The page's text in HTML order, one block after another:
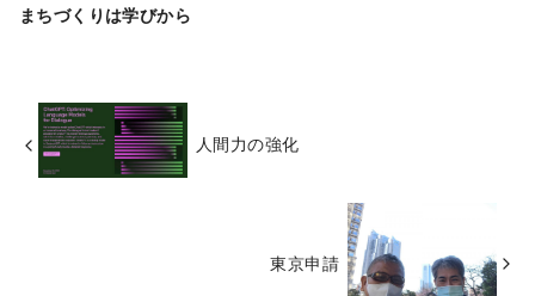
まちづくりは学びから
人間力の強化
東京申請